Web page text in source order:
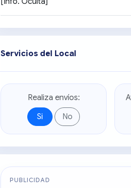
Servicios del Local
Realiza envíos:
Si
No
PUBLICIDAD